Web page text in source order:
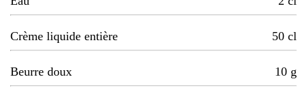
Crème liquide entière 50 cl
Beurre doux 10 g